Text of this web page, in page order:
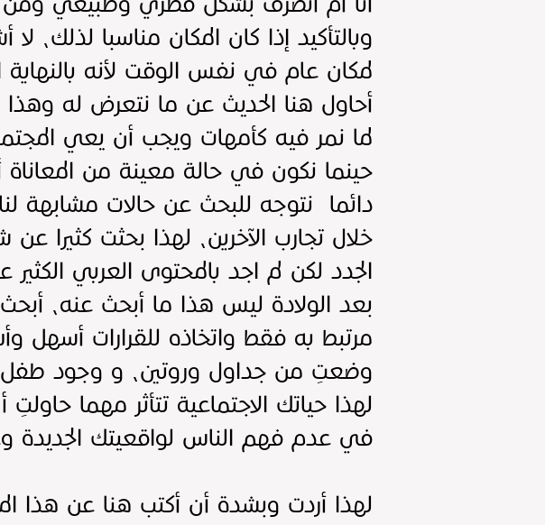
وبالتأكيد إذا كان المكان مناسبا لذلك،
لمكان عام في نفس الوقت لأنه بالنهاية
أحاول هنا الحديث عن ما نتعرض له وهذا
لما نمر فيه كأمهات ويجب أن يعي
حينما نكون في حالة معينة من
دائما نتوجه للبحث عن حالات مشابهة
خلال تجارب الآخرين، لهذا بحثت كثيرا
الجدد لكن لم اجد بالمحتوى العربي
بعد الولادة ليس هذا ما أبحث عنه،
مرتبط به فقط واتخاذه للقرارات
وضعتِ من جداول وروتين، و وجود طفل
لهذا حياتك الاجتماعية تتأثر مهما
في عدم فهم الناس لواقعيتك الجديدة
لهذا أردت وبشدة أن أكتب هنا عن هذا